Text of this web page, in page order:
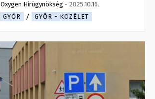
Oxygen Hirügynökség - 2025.10.16.
GYŐR
GYŐR - KÖZÉLET